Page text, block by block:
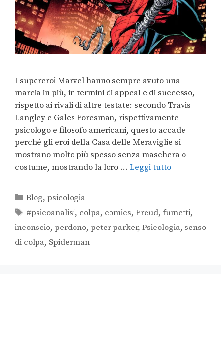
I supereroi Marvel hanno sempre avuto una
marcia in più, in termini di appeal e di successo,
rispetto ai rivali di altre testate: secondo Travis
Langley e Gales Foresman, rispettivamente
psicologo e filosofo americani, questo accade
perché gli eroi della Casa delle Meraviglie si
mostrano molto più spesso senza maschera o
costume, mostrando la loro … Leggi tutto
Blog,psicologia
#psicoanalisi, colpa, comics,Freud,fumetti,
inconscio, perdono, peter parker, Psicologia, senso
di colpa, Spiderman